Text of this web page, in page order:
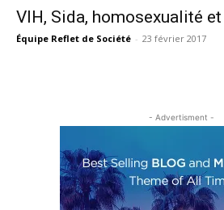
VIH, Sida, homosexualité
Équipe Reflet de Société - 23 février 2017
- Advertisment -